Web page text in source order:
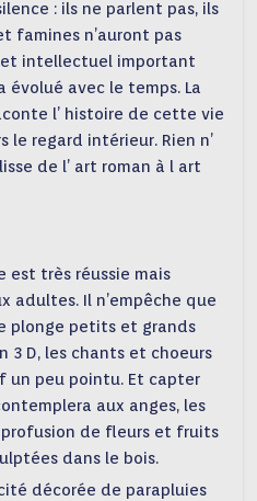
: ils ne parlent pas, ils
famines n’auront pas
intellectuel important
évolué avec le temps. La
l’ histoire de cette vie
le regard intérieur. Rien n’
de l’ art roman à l art
est très réussie mais
adultes. Il n’empêche que
plonge petits et grands
3 D, les chants et choeurs
un peu pointu. Et capter
aux anges, les
de fleurs et fruits
dans le bois.
décorée de parapluies